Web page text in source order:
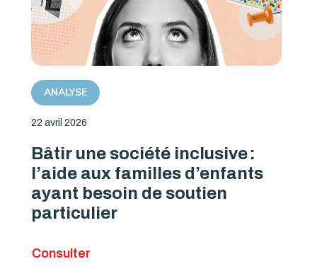
ANALYSE
22 avril 2026
Bâtir une société inclusive :
l’aide aux familles d’enfants
ayant besoin de soutien
particulier
Consulter